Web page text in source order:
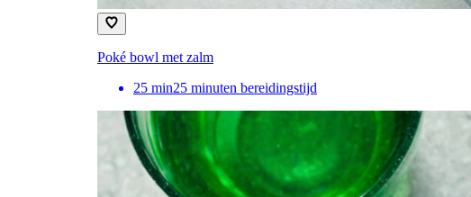
Poké bowl met zalm
25 min25 minuten bereidingstijd